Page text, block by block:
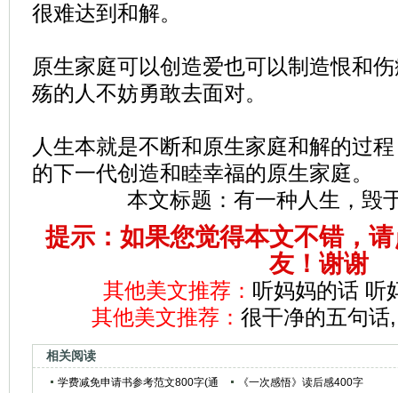
很难达到和解。
原生家庭可以创造爱也可以制造恨和
殇的人不妨勇敢去面对。
人生本就是不断和原生家庭和解的过
的下一代创造和睦幸福的原生家庭。
本文标题： 有一种人生，毁
提示：如果您觉得本文不错，
友！谢谢
其他美文推荐： 听妈妈的话 听
其他美文推荐： 很干净的五句
相关阅读
学费减免申请书参考范文800字(通
《一次感悟》读后感400字